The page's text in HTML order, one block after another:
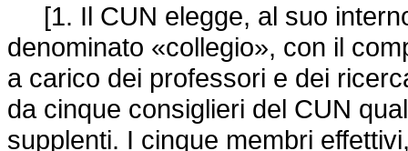
[1. Il CUN elegge, al suo
denominato «collegio», con il
a carico dei professori e dei
da cinque consiglieri del CUN
supplenti. I cinque membri